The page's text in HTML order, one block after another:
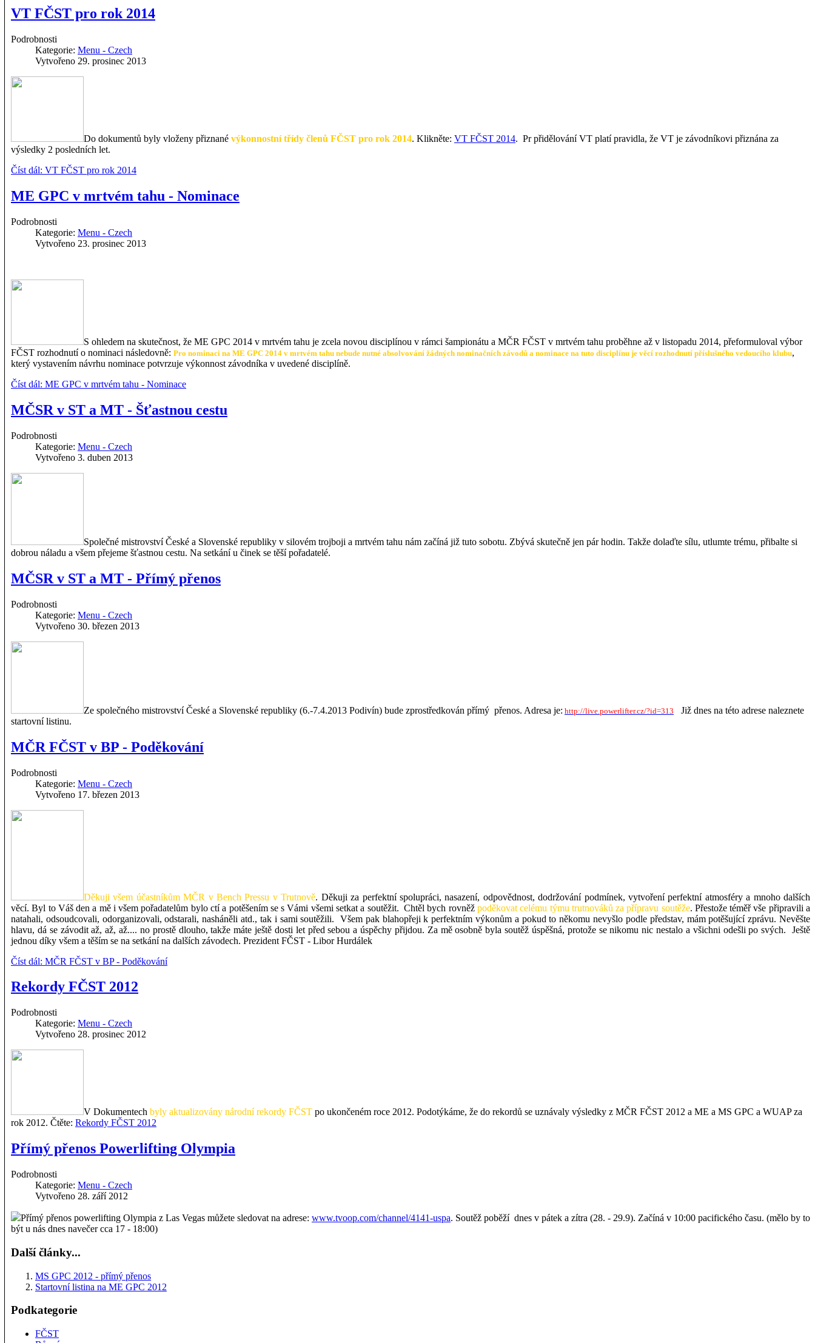
VT FČST pro rok 2014
Podrobnosti
Kategorie: Menu - Czech
Vytvořeno 29. prosinec 2013
Do dokumentů byly vloženy přiznané výkonnostní třídy členů FČST pro rok 2014. Klikněte: VT FČST 2014. Pr přidělování VT platí pravidla, že VT je závodníkovi přiznána za
výsledky 2 posledních let.
Číst dál: VT FČST pro rok 2014
ME GPC v mrtvém tahu - Nominace
Podrobnosti
Kategorie: Menu - Czech
Vytvořeno 23. prosinec 2013
S ohledem na skutečnost, že ME GPC 2014 v mrtvém tahu je zcela novou disciplínou v rámci šampionátu a MČR FČST v mrtvém tahu proběhne až v listopadu 2014, přeformuloval výbor
FČST rozhodnutí o nominaci následovně: Pro nominaci na ME GPC 2014 v mrtvém tahu nebude nutné absolvování žádných nominačních závodů a nominace na tuto disciplínu je věcí rozhodnutí příslušného vedoucího klubu,
který vystavením návrhu nominace potvrzuje výkonnost závodníka v uvedené disciplíně.
Číst dál: ME GPC v mrtvém tahu - Nominace
MČSR v ST a MT - Šťastnou cestu
Podrobnosti
Kategorie: Menu - Czech
Vytvořeno 3. duben 2013
Společné mistrovství České a Slovenské republiky v silovém trojboji a mrtvém tahu nám začíná již tuto sobotu. Zbývá skutečně jen pár hodin. Takže dolaďte sílu, utlumte trému, přibalte si
dobrou náladu a všem přejeme šťastnou cestu. Na setkání u činek se těší pořadatelé.
MČSR v ST a MT - Přímý přenos
Podrobnosti
Kategorie: Menu - Czech
Vytvořeno 30. březen 2013
Ze společného mistrovství České a Slovenské republiky (6.-7.4.2013 Podivín) bude zprostředkován přímý přenos. Adresa je: http://live.powerlifter.cz/?id=313
Již dnes na této adrese naleznete
startovní listinu.
MČR FČST v BP - Poděkování
Podrobnosti
Kategorie: Menu - Czech
Vytvořeno 17. březen 2013
Děkuji všem účastníkům MČR v Bench Pressu v Trutnově. Děkuji za perfektní spolupráci, nasazení, odpovědnost, dodržování podmínek, vytvoření perfektní atmosféry a mnoho dalších
věcí. Byl to Váš den a mě i všem pořadatelům bylo ctí a potěšením se s Vámi všemi setkat a soutěžit. Chtěl bych rovněž poděkovat celému týmu trutnováků za přípravu soutěže. Přestože téměř vše připravili a
natahali, odsoudcovali, odorganizovali, odstarali, nasháněli atd., tak i sami soutěžili. Všem pak blahopřeji k perfektním výkonům a pokud to někomu nevyšlo podle představ, mám potěšující zprávu. Nevěšte
hlavu, dá se závodit až, až, až.... no prostě dlouho, takže máte ještě dosti let před sebou a úspěchy přijdou. Za mě osobně byla soutěž úspěšná, protože se nikomu nic nestalo a všichni odešli po svých. Ještě
jednou díky všem a těším se na setkání na dalších závodech. Prezident FČST - Libor Hurdálek
Číst dál: MČR FČST v BP - Poděkování
Rekordy FČST 2012
Podrobnosti
Kategorie: Menu - Czech
Vytvořeno 28. prosinec 2012
V Dokumentech byly aktualizovány národní rekordy FČST po ukončeném roce 2012. Podotýkáme, že do rekordů se uznávaly výsledky z MČR FČST 2012 a ME a MS GPC a WUAP za
rok 2012. Čtěte: Rekordy FČST 2012
Přímý přenos Powerlifting Olympia
Podrobnosti
Kategorie: Menu - Czech
Vytvořeno 28. září 2012
Přímý přenos powerlifting Olympia z Las Vegas můžete sledovat na adrese: www.tvoop.com/channel/4141-uspa. Soutěž poběží dnes v pátek a zítra (28. - 29.9). Začíná v 10:00 pacifického času. (mělo by to
být u nás dnes navečer cca 17 - 18:00)
Další články...
MS GPC 2012 - přímý přenos
Startovní listina na ME GPC 2012
Podkategorie
FČST